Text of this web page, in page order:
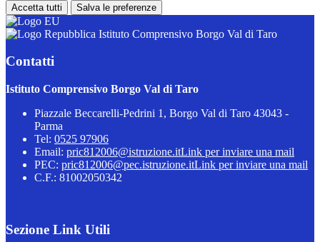
Accetta tutti Salva le preferenze
Istituto Comprensivo Borgo Val di Taro
Contatti
Istituto Comprensivo Borgo Val di Taro
Piazzale Beccarelli-Pedrini 1, Borgo Val di Taro 43043 -
Parma
Tel: 0525 97906
Email: pric812006@istruzione.itLink per inviare una mail
PEC: pric812006@pec.istruzione.itLink per inviare una mail
C.F.: 81002050342
Sezione Link Utili